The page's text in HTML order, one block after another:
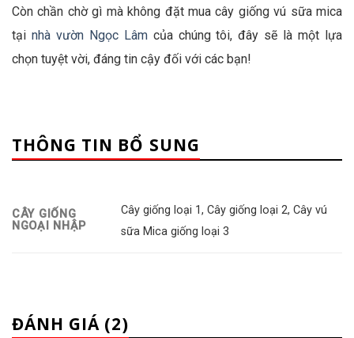
Còn chần chờ gì mà không đặt mua cây giống vú sữa mica
tại nhà vườn Ngọc Lâmcủa chúng tôi, đây sẽ là một lựa
chọn tuyệt vời, đáng tin cậy đối với các bạn!
THÔNG TIN BỔ SUNG
CÂY GIỐNG
NGOẠI NHẬP
Cây giống loại 1, Cây giống loại 2, Cây vú
sữa Mica giống loại 3
ĐÁNH GIÁ (2)